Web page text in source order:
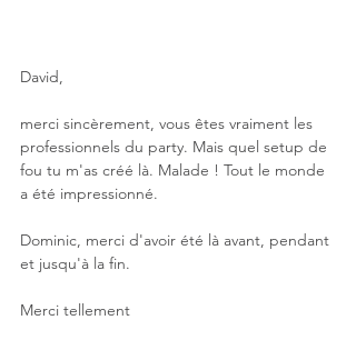
David,
merci sincèrement, vous êtes vraiment les
professionnels du party. Mais quel setup de
fou tu m'as créé là. Malade ! Tout le monde
a été impressionné.
Dominic, merci d'avoir été là avant, pendant
et jusqu'à la fin.
Merci tellement